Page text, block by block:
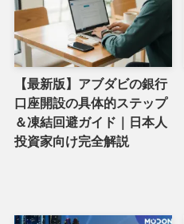
【最新版】アブダビの銀行
口座開設の具体的ステップ
＆凍結回避ガイド｜日本人
投資家向け完全解説